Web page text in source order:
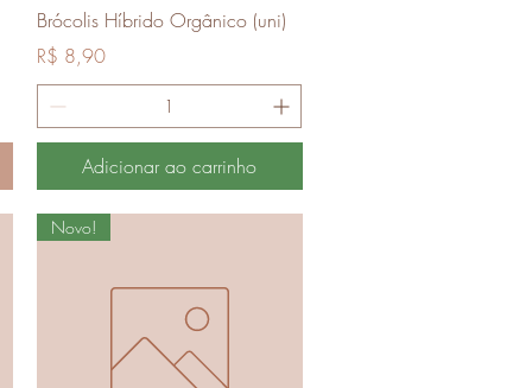
Visualização rápida
Brócolis Híbrido Orgânico (uni)
Preço
R$ 8,90
Adicionar ao carrinho
Novo!